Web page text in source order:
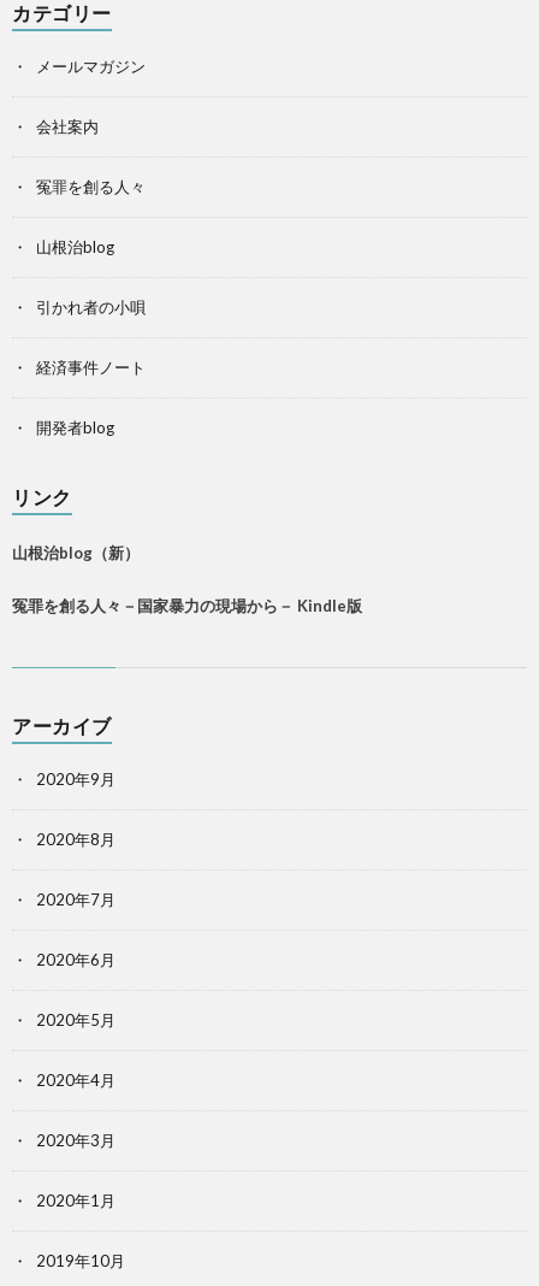
カテゴリー
メールマガジン
会社案内
冤罪を創る人々
山根治blog
引かれ者の小唄
経済事件ノート
開発者blog
リンク
山根治blog（新）
冤罪を創る人々－国家暴力の現場から－ Kindle版
アーカイブ
2020年9月
2020年8月
2020年7月
2020年6月
2020年5月
2020年4月
2020年3月
2020年1月
2019年10月